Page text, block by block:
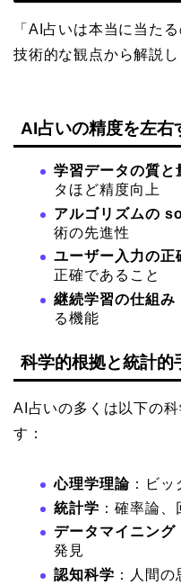
「AI占いは本当に当た
技術的な観点から解説し
AI占いの精度を左右
学習データの質と
タほど精度向上
アルゴリズムの
術の先進性
ユーザー入力の正
正確であること
継続学習の仕組み
る機能
科学的根拠と統計的
AI占いの多くは以下の
す：
心理学理論 ：ビ
統計学 ：確率論
データマイニング
発見
認知科学 ：人間